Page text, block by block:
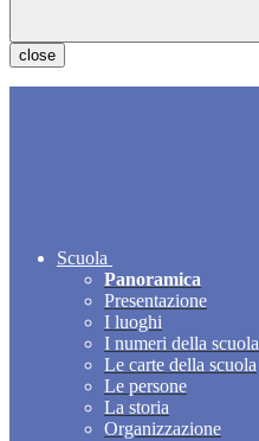
close
Scuola
Panoramica
Presentazione
I luoghi
I numeri della scuola
Le carte della scuola
Le persone
La storia
Organizzazione